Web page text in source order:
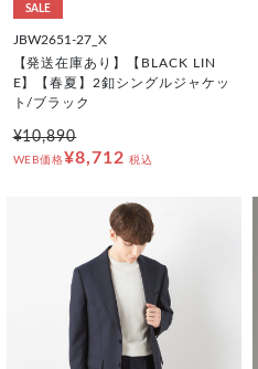
SALE
JBW2651-27_X
【発送在庫あり】【BLACK LIN
E】【春夏】2釦シングルジャケッ
ト/ブラック
¥10,890
WEB価格¥8,712 税込